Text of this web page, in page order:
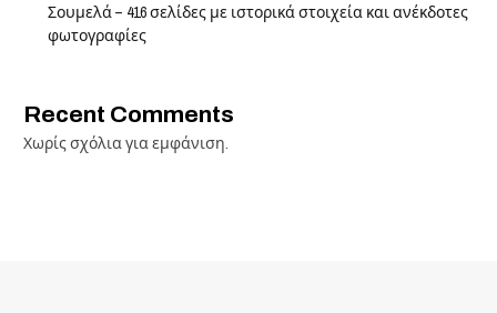
Σουμελά – 416 σελίδες με ιστορικά στοιχεία και ανέκδοτες
φωτογραφίες
Recent Comments
Χωρίς σχόλια για εμφάνιση.